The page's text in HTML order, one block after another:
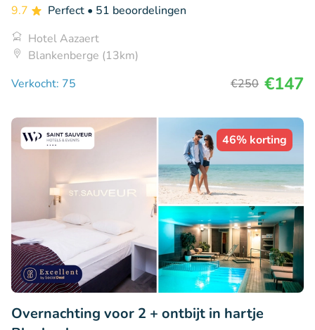
9.7 Perfect • 51 beoordelingen
Hotel Aazaert
Blankenberge (13km)
Verkocht: 75
€250 €147
46% korting
Overnachting voor 2 + ontbijt in hartje